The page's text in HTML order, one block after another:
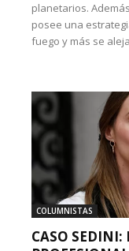
planetarios.
posee una
fuego y más se
COLUMNISTAS
CASO SEDINI: